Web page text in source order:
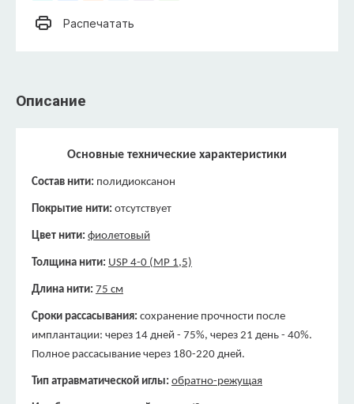
Распечатать
Описание
Основные технические характеристики
Состав нити: полидиоксанон
Покрытие нити: отсутствует
Цвет нити: фиолетовый
Толщина нити: USP 4-0 (МР 1,5)
Длина нити: 75 см
Сроки рассасывания: сохранение прочности после
имплантации: через 14 дней - 75%, через 21 день - 40%.
Полное рассасывание через 180-220 дней.
Тип атравматической иглы: обратно-режущая